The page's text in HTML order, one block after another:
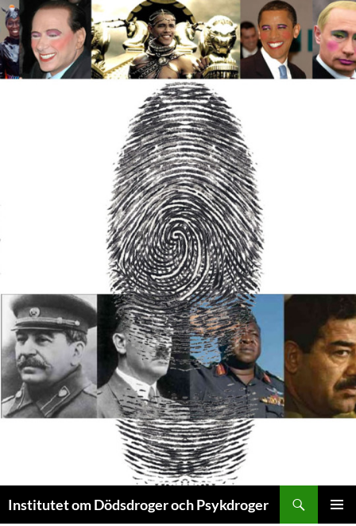
Institutet om Dödsdroger och Psykdroger